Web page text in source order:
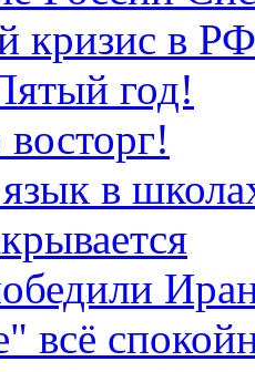
кризис в РФ
год!
в
всё